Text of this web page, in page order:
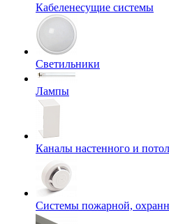
Кабеленесущие системы
Светильники
Лампы
Каналы настенного и
Системы пожарной,